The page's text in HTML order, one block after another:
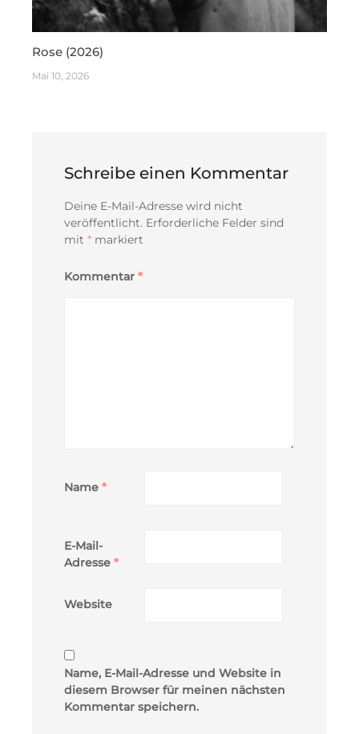
Rose (2026)
Mai 10, 2026
Schreibe einen Kommentar
Deine E-Mail-Adresse wird nicht
veröffentlicht. Erforderliche Felder sind
mit * markiert
Kommentar *
Name *
E-Mail-
Adresse *
Website
Name, E-Mail-Adresse und Website in
diesem Browser für meinen nächsten
Kommentar speichern.